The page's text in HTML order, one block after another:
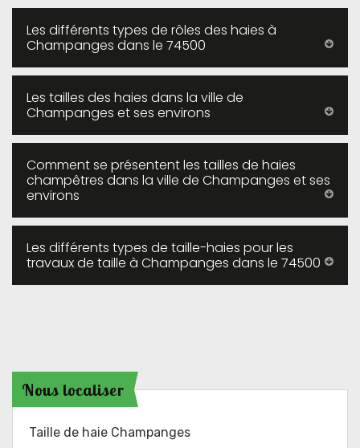
Les différents types de rôles des haies à
Champanges dans le 74500
Les tailles des haies dans la ville de
Champanges et ses environs
Comment se présentent les tailles de haies
champêtres dans la ville de Champanges et ses
environs
Les différents types de taille-haies pour les
travaux de taille à Champanges dans le 74500
Nous localiser
Taille de haie Champanges